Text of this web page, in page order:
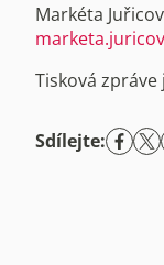
Markéta
Tisková
Sdílejte: